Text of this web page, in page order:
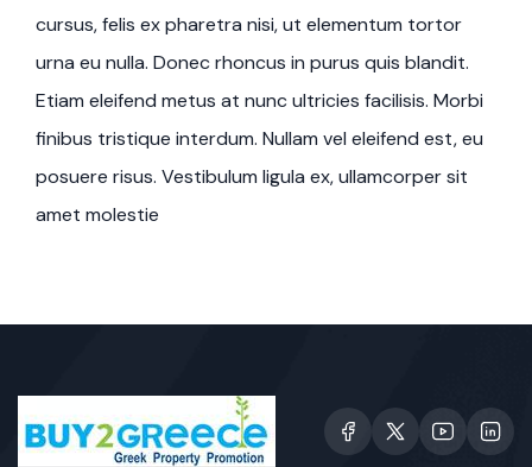
cursus, felis ex pharetra nisi, ut elementum tortor
urna eu nulla. Donec rhoncus in purus quis blandit.
Etiam eleifend metus at nunc ultricies facilisis. Morbi
finibus tristique interdum. Nullam vel eleifend est, eu
posuere risus. Vestibulum ligula ex, ullamcorper sit
amet molestie